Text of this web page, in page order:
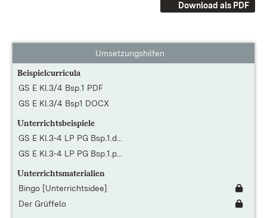
Download als PDF
Umsetzungshilfen
Beispielcurricula
GS E Kl.3/4 Bsp.1 PDF
GS E Kl.3/4 Bsp1 DOCX
Unterrichtsbeispiele
GS E Kl.3-4 LP PG Bsp.1.d...
GS E Kl.3-4 LP PG Bsp.1.p...
Unterrichtsmaterialien
Bingo [Unterrichtsidee]
Der Grüffelo